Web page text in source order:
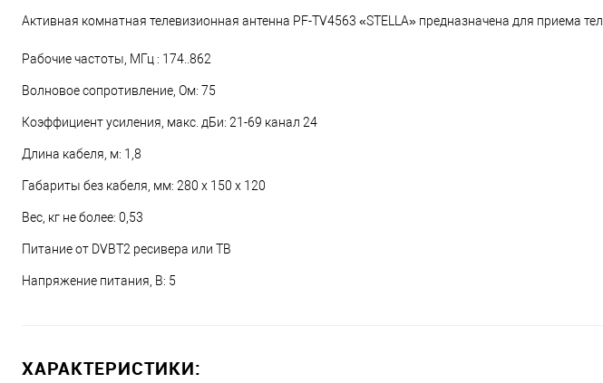
Активная комнатная телевизионная антенна PF-TV4563 «STELLA» предназначена для приема
Рабочие частоты, МГц : 174..862
Волновое сопротивление, Ом: 75
Коэффициент усиления, макс. дБи: 21-69 канал 24
Длина кабеля, м: 1,8
Габариты без кабеля, мм: 280 х 150 х 120
Вес, кг не более: 0,53
Питание от DVBT2 ресивера или ТВ
Напряжение питания, В: 5
ХАРАКТЕРИСТИКИ: